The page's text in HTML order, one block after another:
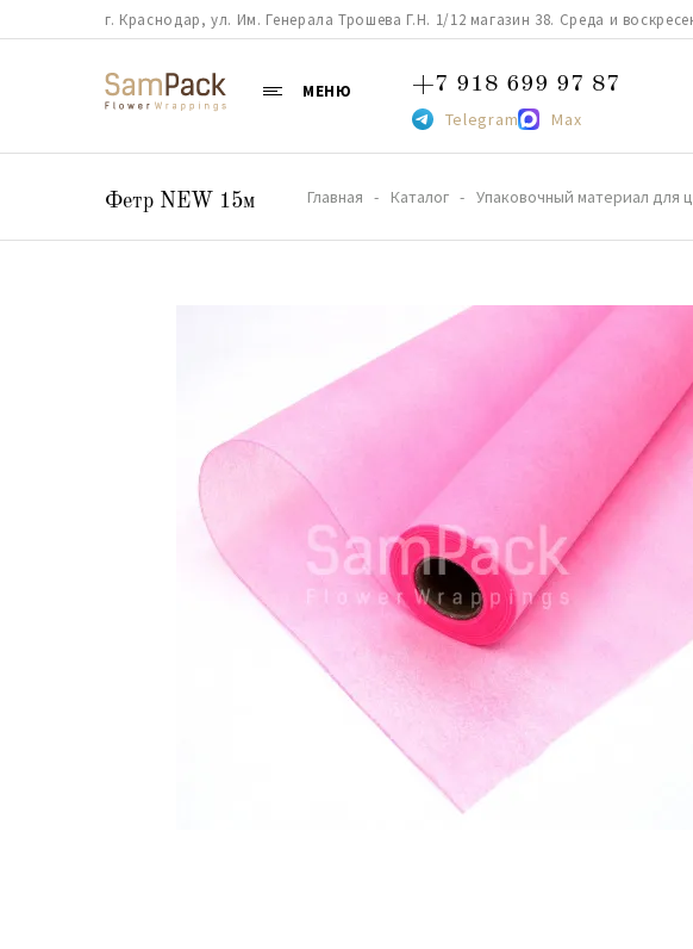
г. Краснодар, ул. Им. Генерала Трошева Г.Н. 1/12 магазин 38. Среда и
МЕНЮ +7 918 699 97 87
Telegram Max
Фетр NEW 15м Главная Каталог Упаковочный материал для